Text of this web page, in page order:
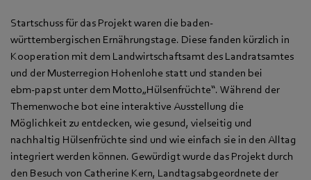
Startschuss für das Projekt waren die baden-
württembergischen Ernährungstage. Diese fanden kürzlich in
Kooperation mit dem Landwirtschaftsamt des Landratsamtes
und der Musterregion Hohenlohe statt und standen bei
ebm‑papst unter dem Motto„Hülsenfrüchte“. Während der
Themenwoche bot eine interaktive Ausstellung die
Möglichkeit zu entdecken, wie gesund, vielseitig und
nachhaltig Hülsenfrüchte sind und wie einfach sie in den Alltag
integriert werden können. Gewürdigt wurde das Projekt durch
den Besuch von Catherine Kern, Landtagsabgeordnete der